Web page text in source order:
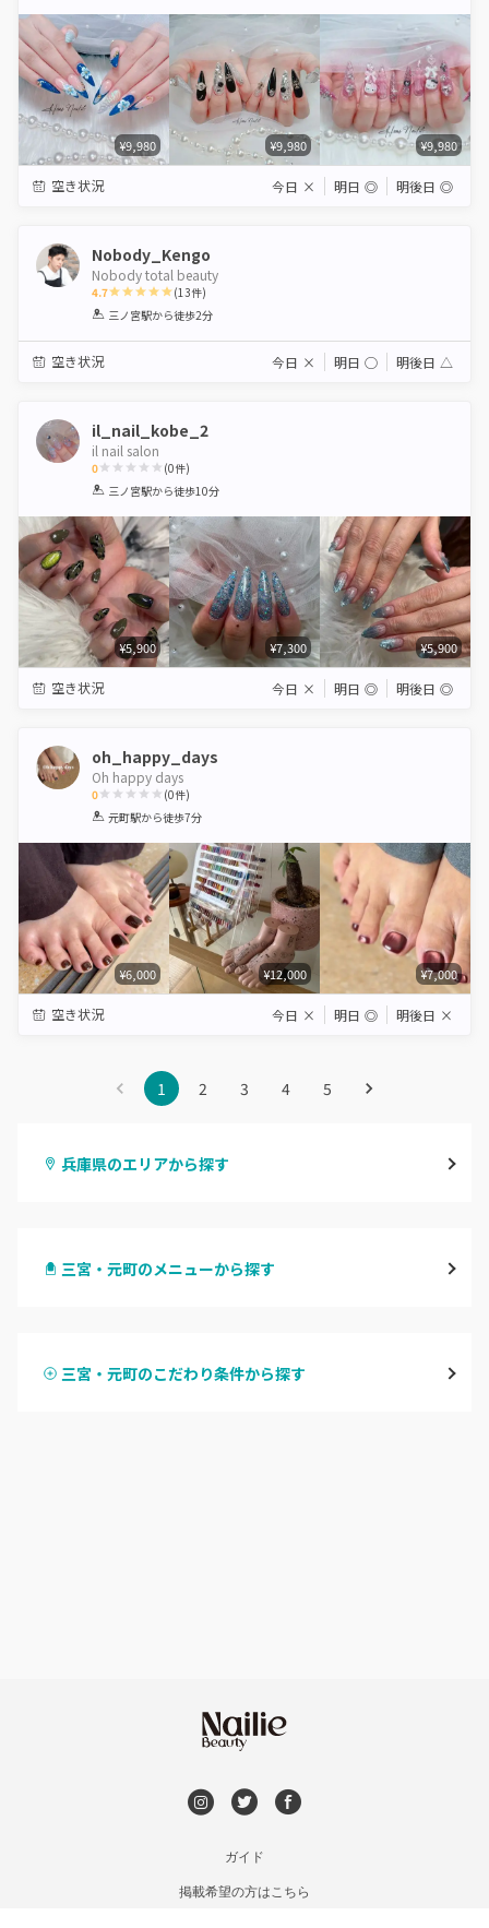
¥9,980 ¥9,980 ¥9,980
空き状況 今日 × 明日 ◎ 明後日 ◎
Nobody_Kengo
Nobody total beauty
4.7
1 2 3 4 5
(13件)
三ノ宮駅から徒歩2分
空き状況 今日 × 明日 ◯ 明後日 △
il_nail_kobe_2
il nail salon
0
1 2 3 4 5
(0件)
三ノ宮駅から徒歩10分
¥5,900 ¥7,300 ¥5,900
空き状況 今日 × 明日 ◎ 明後日 ◎
oh_happy_days
Oh happy days
0
1 2 3 4 5
(0件)
元町駅から徒歩7分
¥6,000 ¥12,000 ¥7,000
空き状況 今日 × 明日 ◎ 明後日 ×
1 2 3 4 5
兵庫県のエリアから探す
三宮・元町のメニューから探す
三宮・元町のこだわり条件から探す
ガイド
掲載希望の方はこちら